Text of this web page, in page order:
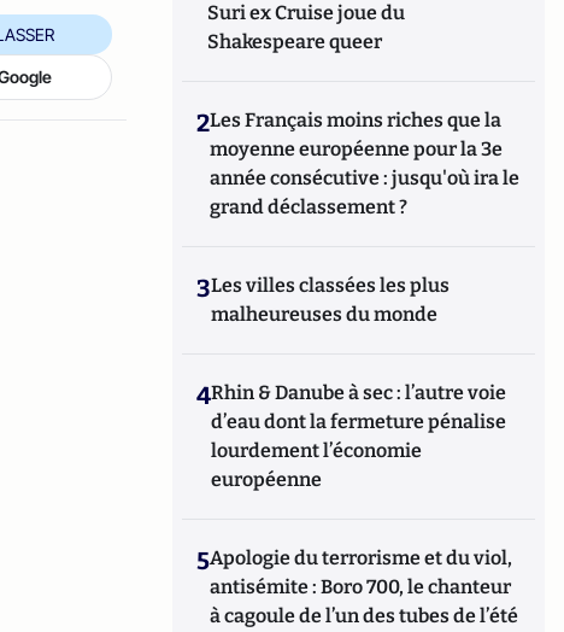
Suri ex Cruise joue du
Shakespeare queer
2Les Français moins riches que la
moyenne européenne pour la 3e
année consécutive : jusqu'où ira le
grand déclassement ?
3Les villes classées les plus
malheureuses du monde
4Rhin & Danube à sec : l’autre voie
d’eau dont la fermeture pénalise
lourdement l’économie
européenne
5Apologie du terrorisme et du viol,
antisémite : Boro 700, le chanteur
à cagoule de l’un des tubes de l’été